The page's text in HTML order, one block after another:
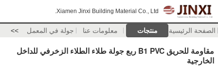
Xiamen Jinxi Building Material Co., Ltd.
الصفحة الرئيسية منتجات معلومات عنا جولة في المعمل >>
مقاومة للحريق B1 PVC ربع جولة طلاء الطلاء الزخرفي للداخل
الخارجية